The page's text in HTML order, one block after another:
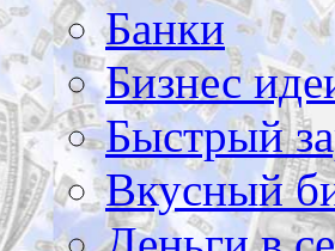
Банки
Бизнес
Быстрый
Вкусный